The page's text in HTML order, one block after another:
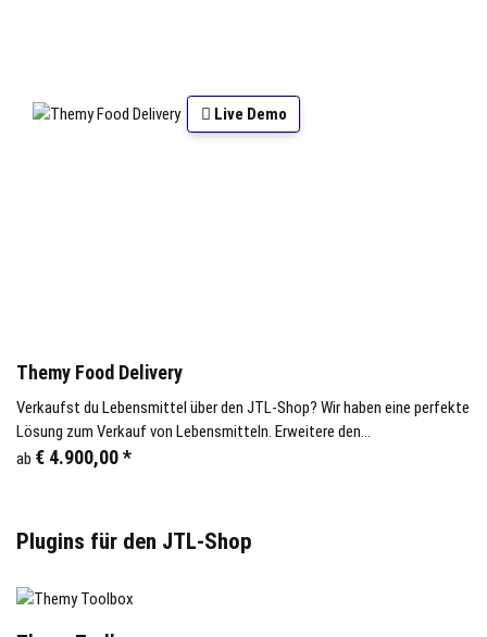
Live Demo
Themy Food Delivery
Verkaufst du Lebensmittel über den JTL-Shop? Wir haben eine perfekte
Lösung zum Verkauf von Lebensmitteln. Erweitere den
Funktionsumfang deines Shops um Verwaltung der Standorte,
ab € 4.900,00*
Plugins für den JTL-Shop